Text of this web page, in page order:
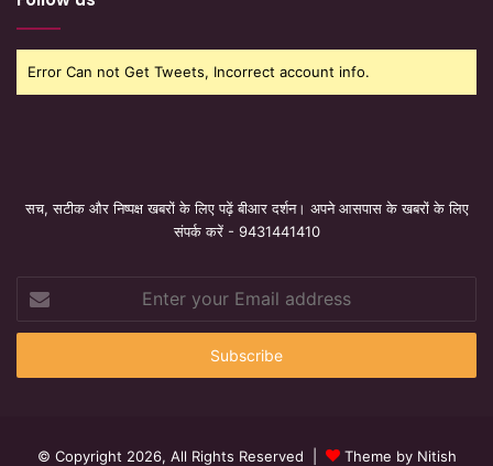
Error Can not Get Tweets, Incorrect account info.
सच, सटीक और निष्पक्ष खबरों के लिए पढ़ें बीआर दर्शन। अपने आसपास के खबरों के लिए
संपर्क करें - 9431441410
your
Email
© Copyright 2026, All Rights Reserved | Theme by Nitish